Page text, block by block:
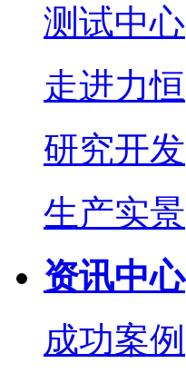
测试中心
走进力恒
研究开发
生产实景
资讯中心
成功案例